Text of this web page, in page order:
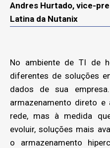
Andres Hurtado, vice-
Latina da Nutanix
No ambiente de TI de
diferentes de soluções
dados de sua
armazenamento direto e
rede, mas à medida
evoluir, soluções mais
o armazenamento